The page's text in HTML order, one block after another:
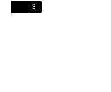
3